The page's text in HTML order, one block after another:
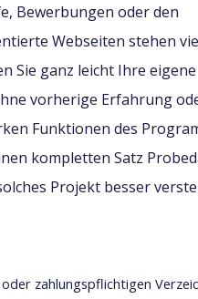
Bewerbungen oder den
Webseiten stehen
Sie ganz leicht Ihre eigene
vorherige Erfahrung
Funktionen des
kompletten Satz
Projekt besser
zahlungspflichtigen